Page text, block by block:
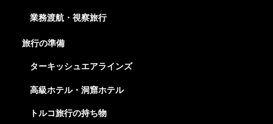
業務渡航・視察旅行
旅行の準備
ターキッシュエアラインズ
高級ホテル・洞窟ホテル
トルコ旅行の持ち物